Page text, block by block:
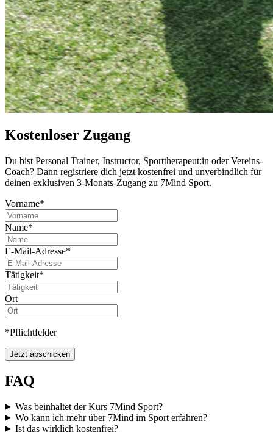
Kostenloser Zugang
Du bist Per­so­nal Trai­ner, Instruc­tor, Sport­the­ra­peut:in oder Ver­eins-
Coach? Dann regis­triere dich jetzt kos­ten­frei und unver­bind­lich für
deinen exklu­si­ven 3-Monats-Zugang zu 7Mind Sport.
Vorname*
Name*
E-Mail-Adresse*
Tätigkeit*
Ort
*Pflichtfelder
Jetzt abschicken
FAQ
Was beinhaltet der Kurs 7Mind Sport?
Wo kann ich mehr über 7Mind im Sport erfahren?
Ist das wirklich kostenfrei?